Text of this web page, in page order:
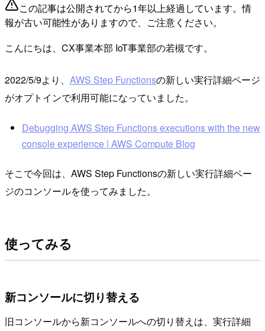
この記事は公開されてから1年以上経過しています。情
報が古い可能性がありますので、ご注意ください。
こんにちは、CX事業本部 IoT事業部の若槻です。
2022/5/9より、 AWS Step Functionsの新しい実行詳細ページ
がオプトインで利用可能になっていました。
Debugging AWS Step Functions executions with the new
console experience | AWS Compute Blog
そこで今回は、AWS Step Functionsの新しい実行詳細ペー
ジのコンソールを使ってみました。
使ってみる
新コンソールに切り替える
旧コンソールから新コンソールへの切り替えは、実行詳細